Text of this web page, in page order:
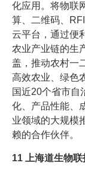
化应用。将物联
算、二维码、
云平台，通过便
农业产业链的生
盖，推动农村一
高效农业、绿色
国近20个省市自
化、产品性能、
业领域的大规模
赖的合作伙伴。
11 上海道生物